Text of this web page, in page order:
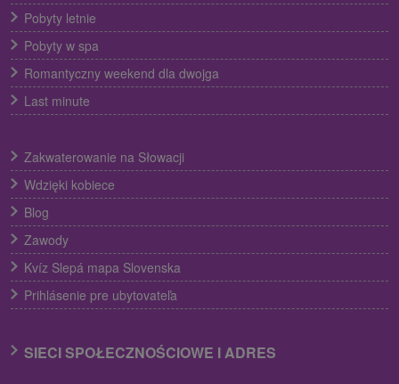
Pobyty letnie
Pobyty w spa
Romantyczny weekend dla dwojga
Last minute
Zakwaterowanie na Słowacji
Wdzięki kobiece
Blog
Zawody
Kvíz Slepá mapa Slovenska
Prihlásenie pre ubytovateľa
SIECI SPOŁECZNOŚCIOWE I ADRES